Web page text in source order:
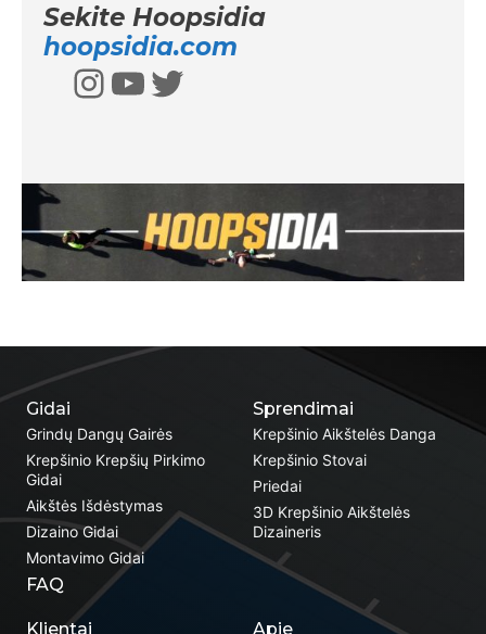
Sekite Hoopsidia
hoopsidia.com
Instagram
YouTube
Twitter
Sprendimai
Krepšinio Aikštelės Danga
Krepšinio Stovai
Priedai
3D Krepšinio Aikštelės
Dizaineris
Gidai
Grindų Dangų Gairės
Krepšinio Krepšių Pirkimo
Gidai
Aikštės Išdėstymas
Dizaino Gidai
Montavimo Gidai
FAQ
Klientai Apie